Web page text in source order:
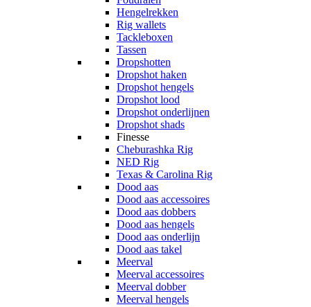
Hengelrekken
Rig wallets
Tackleboxen
Tassen
Dropshotten
Dropshot haken
Dropshot hengels
Dropshot lood
Dropshot onderlijnen
Dropshot shads
Finesse
Cheburashka Rig
NED Rig
Texas & Carolina Rig
Dood aas
Dood aas accessoires
Dood aas dobbers
Dood aas hengels
Dood aas onderlijn
Dood aas takel
Meerval
Meerval accessoires
Meerval dobber
Meerval hengels